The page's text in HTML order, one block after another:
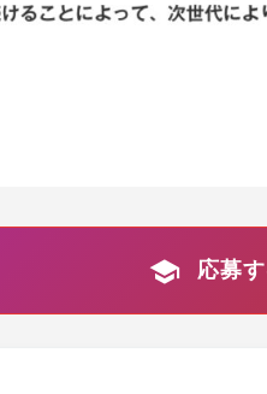
応募